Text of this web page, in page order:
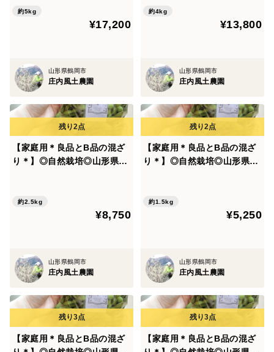
約5kg
¥17,200
山形県鶴岡市
庄内風土農園
約4kg
¥13,800
山形県鶴岡市
庄内風土農園
【家庭用＊良品とB品の混ざ
り＊】◎自然栽培◎山形県鶴
約2.5kg
¥8,750
山形県鶴岡市
庄内風土農園
【家庭用＊良品とB品の混ざ
り＊】◎自然栽培◎山形県鶴
約1.5kg
¥5,250
山形県鶴岡市
庄内風土農園
【家庭用＊良品とB品の混ざ
【家庭用＊良品とB品の混ざ